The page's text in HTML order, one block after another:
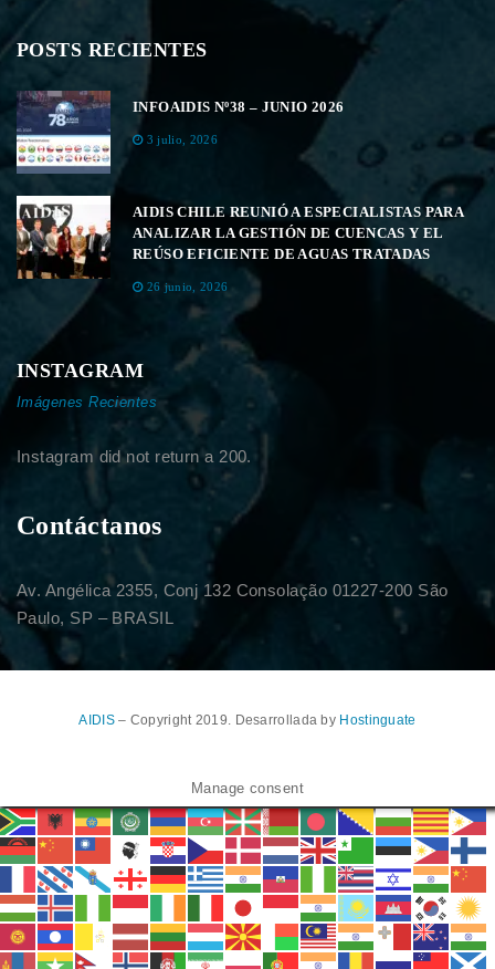
POSTS RECIENTES
INFOAIDIS Nº38 – JUNIO 2026
3 julio, 2026
AIDIS CHILE REUNIÓ A ESPECIALISTAS PARA
ANALIZAR LA GESTIÓN DE CUENCAS Y EL
REÚSO EFICIENTE DE AGUAS TRATADAS
26 junio, 2026
INSTAGRAM
Imágenes Recientes
Instagram did not return a 200.
Contáctanos
Av. Angélica 2355, Conj 132 Consolação 01227-200 São
Paulo, SP – BRASIL
AIDIS– Copyright 2019. Desarrollada by Hostinguate
Manage consent